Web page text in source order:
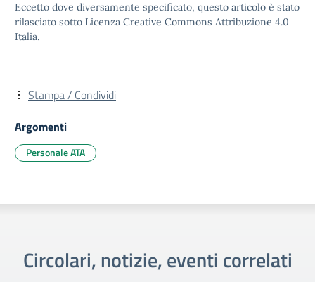
Eccetto dove diversamente specificato, questo articolo è stato
rilasciato sotto Licenza Creative Commons Attribuzione 4.0
Italia.
Stampa / Condividi
Argomenti
Personale ATA
Circolari, notizie, eventi correlati